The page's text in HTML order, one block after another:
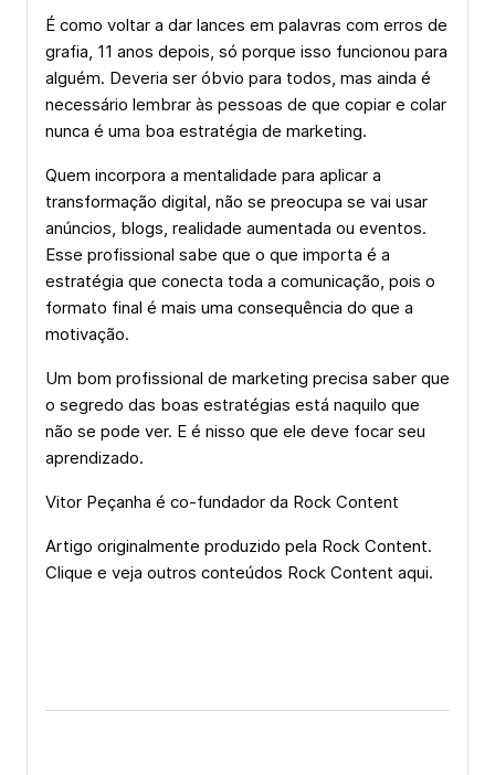
É como voltar a dar lances em palavras com erros de
grafia, 11 anos depois, só porque isso funcionou para
alguém. Deveria ser óbvio para todos, mas ainda é
necessário lembrar às pessoas de que copiar e colar
nunca é uma boa estratégia de marketing.
Quem incorpora a mentalidade para aplicar a
transformação digital, não se preocupa se vai usar
anúncios, blogs, realidade aumentada ou eventos.
Esse profissional sabe que o que importa é a
estratégia que conecta toda a comunicação, pois o
formato final é mais uma consequência do que a
motivação.
Um bom profissional de marketing precisa saber que
o segredo das boas estratégias está naquilo que
não se pode ver. E é nisso que ele deve focar seu
aprendizado.
Vitor Peçanha é co-fundador da Rock Content
Artigo originalmente produzido pela Rock Content.
Clique e veja outros conteúdos Rock Content aqui.